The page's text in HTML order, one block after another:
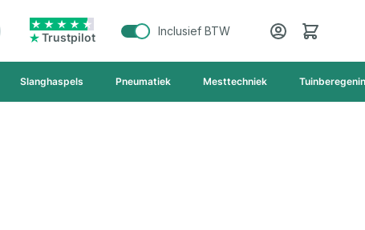
Trustpilot
Inclusief BTW Cart
Slanghaspels Pneumatiek Mesttechniek